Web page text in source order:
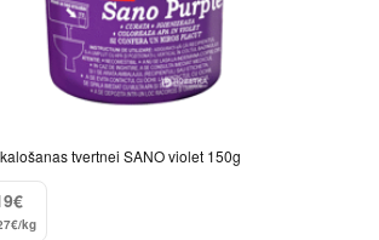
tvertnei SANO violet 150g
€
kg